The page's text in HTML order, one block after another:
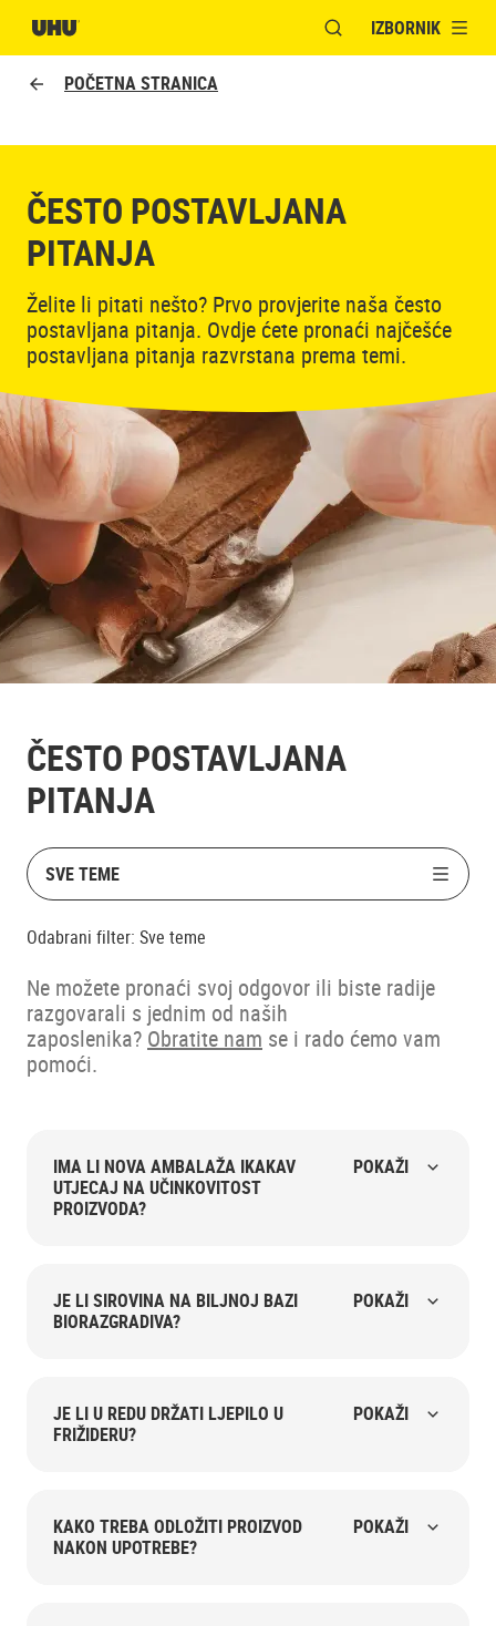
OTVORI MODALNI
IZBORNIK
POČETNA STRANICA
ČESTO POSTAVLJANA
PITANJA
Želite li pitati nešto? Prvo provjerite naša često
postavljana pitanja. Ovdje ćete pronaći najčešće
postavljana pitanja razvrstana prema temi.
ČESTO POSTAVLJANA
PITANJA
SVE TEME
Odabrani filter: Sve teme
Ne možete pronaći svoj odgovor ili biste radije
razgovarali s jednim od naših
zaposlenika? Obratite nam se i rado ćemo vam
pomoći.
IMA LI NOVA AMBALAŽA IKAKAV
UTJECAJ NA UČINKOVITOST
PROIZVODA?
POKAŽI
JE LI SIROVINA NA BILJNOJ BAZI
BIORAZGRADIVA?
POKAŽI
JE LI U REDU DRŽATI LJEPILO U
FRIŽIDERU?
POKAŽI
KAKO TREBA ODLOŽITI PROIZVOD
NAKON UPOTREBE?
POKAŽI